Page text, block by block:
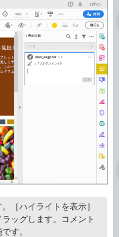
［ハイライトを表示］
ッグします。コメント
す。